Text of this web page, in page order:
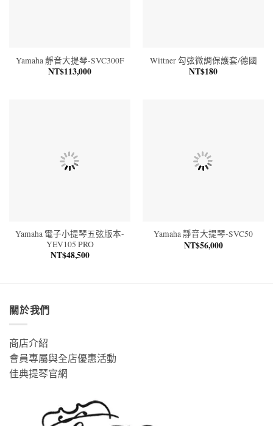
Yamaha 靜音大提琴-SVC300F
NT$113,000
Wittner 勾弦微調保護套/德國
NT$180
Yamaha 電子小提琴五弦版本-
YEV105 PRO
NT$48,500
Yamaha 靜音大提琴-SVC50
NT$56,000
關於我們
商店介紹
會員專屬與全店優惠活動
佳典提琴官網